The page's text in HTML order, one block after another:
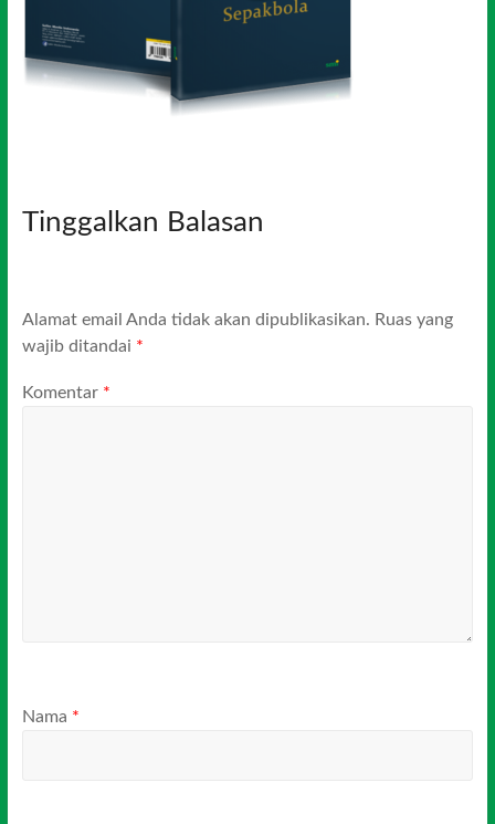
Tinggalkan Balasan
Alamat email Anda tidak akan dipublikasikan. Ruas yang
wajib ditandai *
Komentar *
Nama *